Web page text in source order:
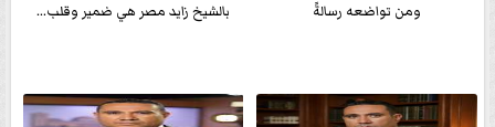
ومن تواضعه رسالةً
بالشيخ زايد مصر هي ضمير وقلب...